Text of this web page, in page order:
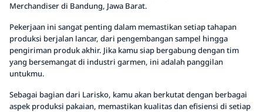
Merchandiser di Bandung, Jawa Barat.
Pekerjaan ini sangat penting dalam memastikan setiap tahapan
produksi berjalan lancar, dari pengembangan sampel hingga
pengiriman produk akhir. Jika kamu siap bergabung dengan tim
yang bersemangat di industri garmen, ini adalah panggilan
untukmu.
Sebagai bagian dari Larisko, kamu akan berkutat dengan berbagai
aspek produksi pakaian, memastikan kualitas dan efisiensi di setiap